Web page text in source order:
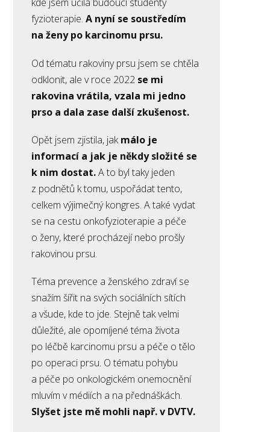
kde jsem učila budoucí studenty
fyzioterapie. A nyní se soustředím
na ženy po karcinomu prsu.
Od tématu rakoviny prsu jsem se chtěla
odklonit, ale v roce 2022 se mi
rakovina vrátila, vzala mi jedno
prso a dala zase další zkušenost.
Opět jsem zjistila, jakmálo je
informací a jak je někdy složité se
k nim dostat.A to byl taky jeden
z podnětů k tomu, uspořádat tento,
celkem výjimečný kongres. A také vydat
se na cestu onkofyzioterapie a péče
o ženy, které procházejí nebo prošly
rakovinou prsu.
Téma prevence a ženského zdraví se
snažím šířit na svých sociálních sítích
a všude, kde to jde. Stejně tak velmi
důležité, ale opomíjené téma života
po léčbě karcinomu prsu a péče o tělo
po operaci prsu. O tématu pohybu
a péče po onkologickém onemocnění
mluvím v médiích a na přednáškách.
Slyšet jste mě mohli např. v DVTV.